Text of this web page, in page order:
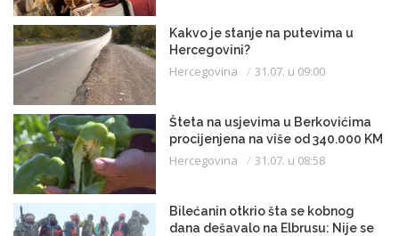
Kakvo je stanje na putevima u
Hercegovini?
Hercegovina 31.07. u 09:00
Šteta na usjevima u Berkovićima
procijenjena na više od 340.000 KM
Hercegovina 31.07. u 08:58
Bilećanin otkrio šta se kobnog
dana dešavalo na Elbrusu: Nije se